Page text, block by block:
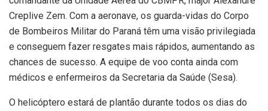
Creplive Zem. Com a aeronave, os guarda-vidas do Corpo
de Bombeiros Militar do Paraná têm uma visão privilegiada
e conseguem fazer resgates mais rápidos, aumentando as
chances de sucesso. A equipe de voo conta ainda com
médicos e enfermeiros da Secretaria da Saúde (Sesa).
O helicóptero estará de plantão durante todos os dias do